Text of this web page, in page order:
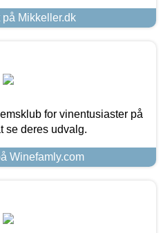
Mikkeller.dk
for vinentusiaster på
se deres udvalg.
Winefamly.com